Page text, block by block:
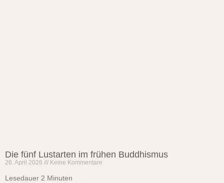
Die fünf Lustarten im frühen Buddhismus
26. April 2026 Keine Kommentare
Lesedauer 2 Minuten